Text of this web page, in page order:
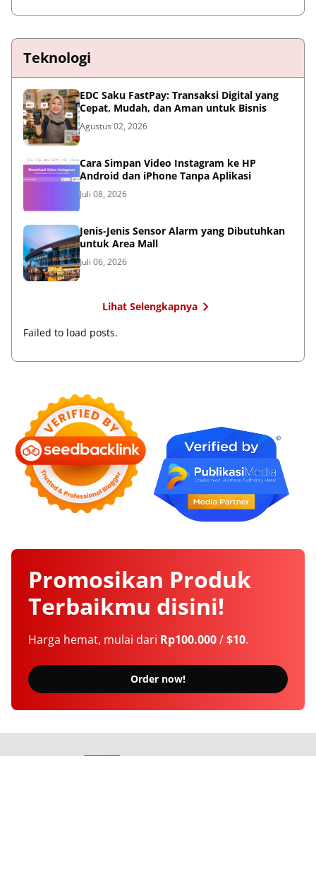
Teknologi
EDC Saku FastPay: Transaksi Digital yang
Cepat, Mudah, dan Aman untuk Bisnis
Agustus 02, 2026
Cara Simpan Video Instagram ke HP
Android dan iPhone Tanpa Aplikasi
Juli 08, 2026
Jenis-Jenis Sensor Alarm yang Dibutuhkan
untuk Area Mall
Juli 06, 2026
Lihat Selengkapnya
Failed to load posts.
Promosikan Produk
Terbaikmu disini!
Harga hemat, mulai dari Rp100.000/$10.
Order now!